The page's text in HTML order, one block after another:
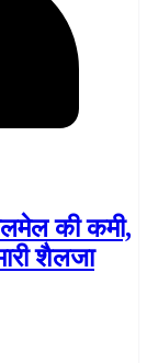
की कमी,
शैलजा